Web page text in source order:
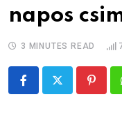
napos
3 MINUTES READ